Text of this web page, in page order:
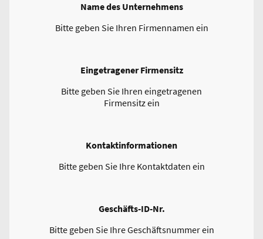
Name des Unternehmens
Bitte geben Sie Ihren Firmennamen ein
Eingetragener Firmensitz
Bitte geben Sie Ihren eingetragenen
Firmensitz ein
Kontaktinformationen
Bitte geben Sie Ihre Kontaktdaten ein
Geschäfts-ID-Nr.
Bitte geben Sie Ihre Geschäftsnummer ein